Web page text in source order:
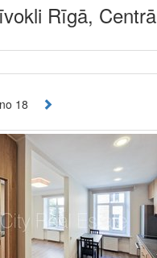
Rīgā, Centrā
no 18